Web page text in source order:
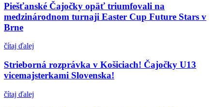
Piešťanské Čajočky opäť triumfovali na
medzinárodnom turnaji Easter Cup Future Stars v
Brne
čítaj ďalej
Strieborná rozprávka v Košiciach! Čajočky U13
vicemajsterkami Slovenska!
čítaj ďalej